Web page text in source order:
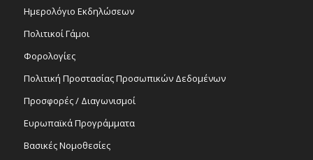
Ημερολόγιο Εκδηλώσεων
Πολιτικοί Γάμοι
Φορολογίες
Πολιτική Προστασίας Προσωπικών Δεδομένων
Προσφορές / Διαγωνισμοί
Ευρωπαϊκά Προγράμματα
Βασικές Νομοθεσίες